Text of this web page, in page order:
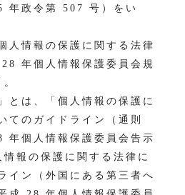
年政令第 507 号）をい
人情報の保護に関する法律
年個人情報保護委員会規
とは、「個人情報の保護に
てのガイドライン（通則
年個人情報保護委員会告示
報の保護に関する法律に
イン（外国にある第三者へ